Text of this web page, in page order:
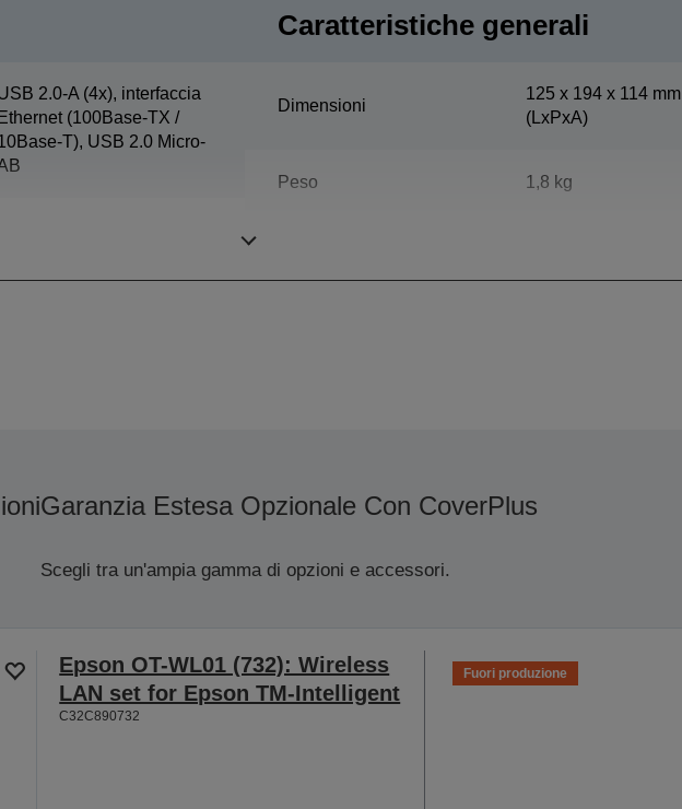
2.0-A (4x), interfaccia
(100Base-TX /
T), USB 2.0 Micro-
Caratteristiche generali
Dimensioni
125‎ x 194 x 114 mm
(LxPxA)
Peso 1,8 kg
Garanzia Estesa Opzionale Con CoverPlus
Scegli tra un'ampia gamma di opzioni e accessori.
Epson OT-WL01 (732): Wireless
LAN set for Epson TM-Intelligent
C32C890732
Fuori produzione